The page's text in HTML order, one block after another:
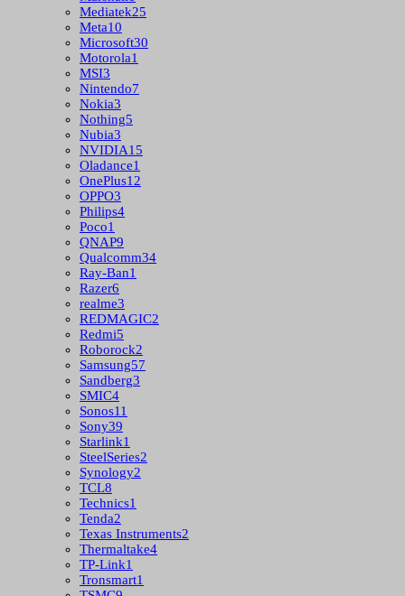
Mediatek25
Meta10
Microsoft30
Motorola1
MSI3
Nintendo7
Nokia3
Nothing5
Nubia3
NVIDIA15
Oladance1
OnePlus12
OPPO3
Philips4
Poco1
QNAP9
Qualcomm34
Ray-Ban1
Razer6
realme3
REDMAGIC2
Redmi5
Roborock2
Samsung57
Sandberg3
SMIC4
Sonos11
Sony39
Starlink1
SteelSeries2
Synology2
TCL8
Technics1
Tenda2
Texas Instruments2
Thermaltake4
TP-Link1
Tronsmart1